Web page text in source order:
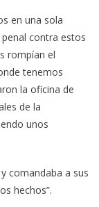
en una sola
contra estos
rompían el
tenemos
la oficina de
de la
unos
comandaba a sus
hechos”.